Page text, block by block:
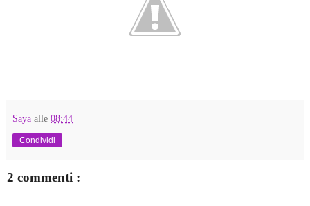
Saya alle 08:44
Condividi
2 commenti :